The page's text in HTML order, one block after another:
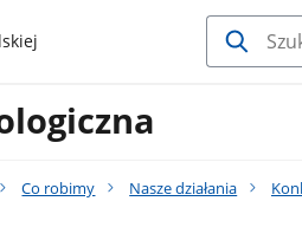
Co robimy Nasze działania